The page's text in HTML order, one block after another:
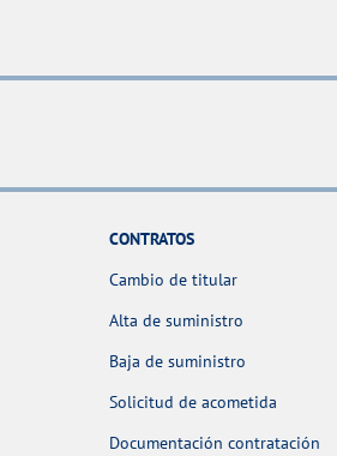
CONTRATOS
Cambio de titular
Alta de suministro
Baja de suministro
Solicitud de acometida
Documentación contratación